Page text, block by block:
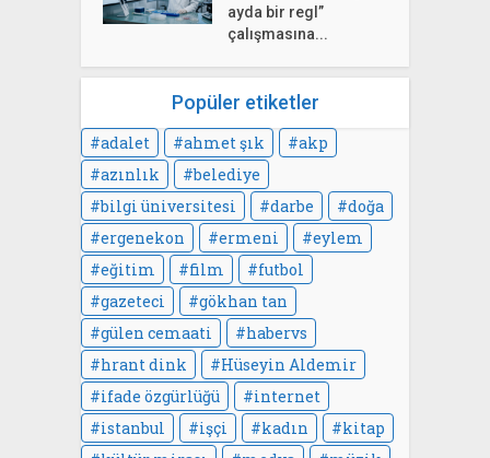
ayda bir regl”
çalışmasına...
Popüler etiketler
adalet ahmet şık
akp
azınlık
belediye
bilgi üniversitesi
darbe
doğa
ergenekon
ermeni
eylem
eğitim
film
futbol
gazeteci
gökhan tan
gülen cemaati
habervs
hrant dink
Hüseyin Aldemir
ifade özgürlüğü
internet
istanbul
işçi kadın
kitap